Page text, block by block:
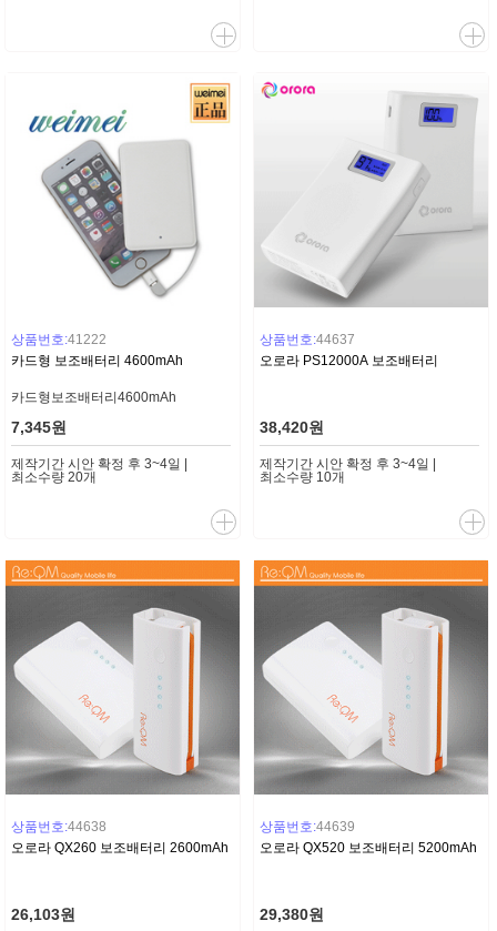
상품번호:41222
카드형 보조배터리 4600mAh
카드형보조배터리4600mAh
7,345원
제작기간 시안 확정 후 3~4일 |
최소수량 20개
상품번호:44638
오로라 QX260 보조배터리 2600mAh
26,103원
상품번호:44637
오로라 PS12000A 보조배터리
38,420원
제작기간 시안 확정 후 3~4일 |
최소수량 10개
상품번호:44639
오로라 QX520 보조배터리 5200mAh
29,380원